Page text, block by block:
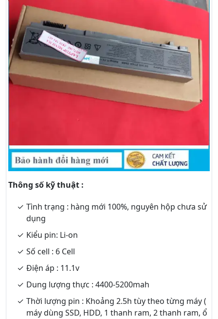
Thông số kỹ thuật :
Tình trạng : hàng mới 100%, nguyên hộp chưa sử
dụng
Kiểu pin: Li-on
Số cell : 6 Cell
Điện áp : 11.1v
Dung lượng thực : 4400-5200mah
Thời lượng pin : Khoảng 2.5h tùy theo từng máy (
máy dùng SSD, HDD, 1 thanh ram, 2 thanh ram, ổ